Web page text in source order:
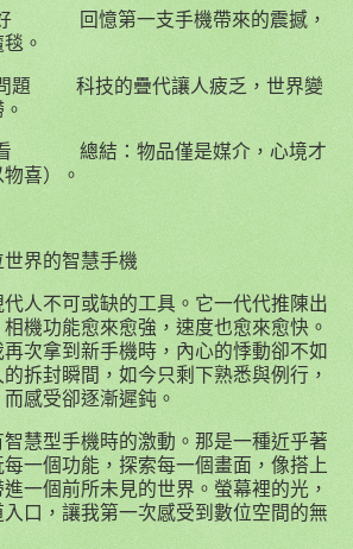
回憶第一支手機帶來的震撼，
。
題
科技的疊代讓人疲乏，世界變
總結：物品僅是媒介，心境才
喜）。
界的智慧手機
人不可或缺的工具。它一代代推陳出
機功能愈來愈強，速度也愈來愈快。
次拿到新手機時，內心的悸動卻不如
拆封瞬間，如今只剩下熟悉與例行，
感受卻逐漸遲鈍。
慧型手機時的激動。那是一種近乎著
一個功能，探索每一個畫面，像搭上
一個前所未見的世界。螢幕裡的光，
口，讓我第一次感受到數位空間的無